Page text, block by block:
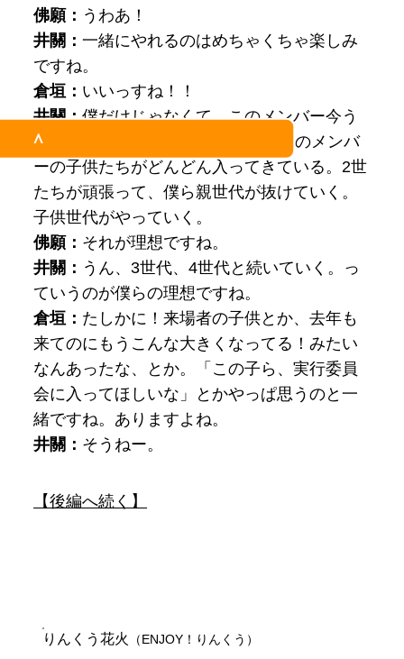
佛願： うわあ！
井關：一緒にやれるのはめちゃくちゃ楽しみ
ですね。
倉垣： いいっすね！！
井關：僕だけじゃなくて、このメンバー今う
ち80人ぐらいいてるんですけど、このメンバ
ーの子供たちがどんどん入ってきている。2世
たちが頑張って、僕ら親世代が抜けていく。
子供世代がやっていく。
佛願： それが理想ですね。
井關： うん、3世代、4世代と続いていく。っ
ていうのが僕らの理想ですね。
倉垣： たしかに！来場者の子供とか、去年も
来てのにもうこんな大きくなってる！みたい
なんあったな、とか。「この子ら、実行委員
会に入ってほしいな」とかやっぱ思うのと一
緒ですね。ありますよね。
​井關： そうねー。
【後編へ続く】
りんくう花火 （ENJOY！りんくう）
＞